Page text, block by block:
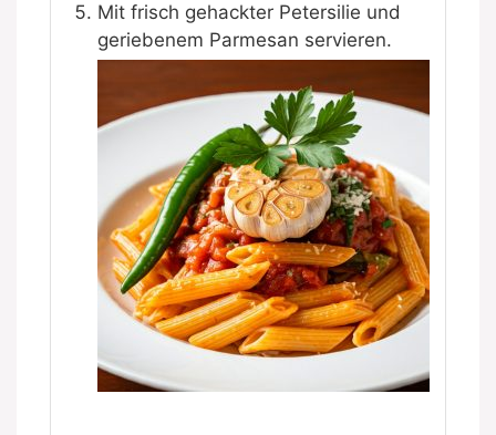
Mit frisch gehackter Petersilie und
geriebenem Parmesan servieren.